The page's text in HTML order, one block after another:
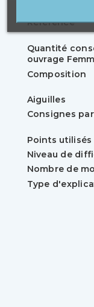
Référence
Quantité
ouvrage
Composition
Aiguilles
Consignes
Points utilisés
Niveau de
Nombre de
Type